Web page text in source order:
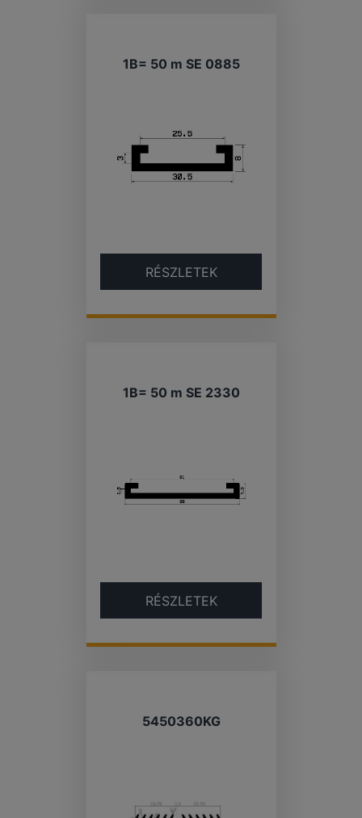
1B= 50 m SE 0885
RÉSZLETEK
1B= 50 m SE 2330
RÉSZLETEK
5450360KG